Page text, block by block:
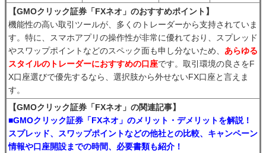
【GMOクリック証券「FXネオ」のおすすめポイント】
機能性の高い取引ツールが、多くのトレーダーから支持されていま
す。特に、スマホアプリの操作性が非常に優れており、スプレッド
やスワップポイントなどのスペック面も申し分ないため、 あらゆる
スタイルのトレーダーにおすすめの口座です。取引環境の良さをF
X口座選びで優先するなら、選択肢から外せないFX口座と言えま
す。
【GMOクリック証券「FXネオ」の関連記事】
■GMOクリック証券「FXネオ」のメリット・デメリットを解説！
スプレッド、スワップポイントなどの他社との比較、キャンペーン
情報や口座開設までの時間、必要書類も紹介！